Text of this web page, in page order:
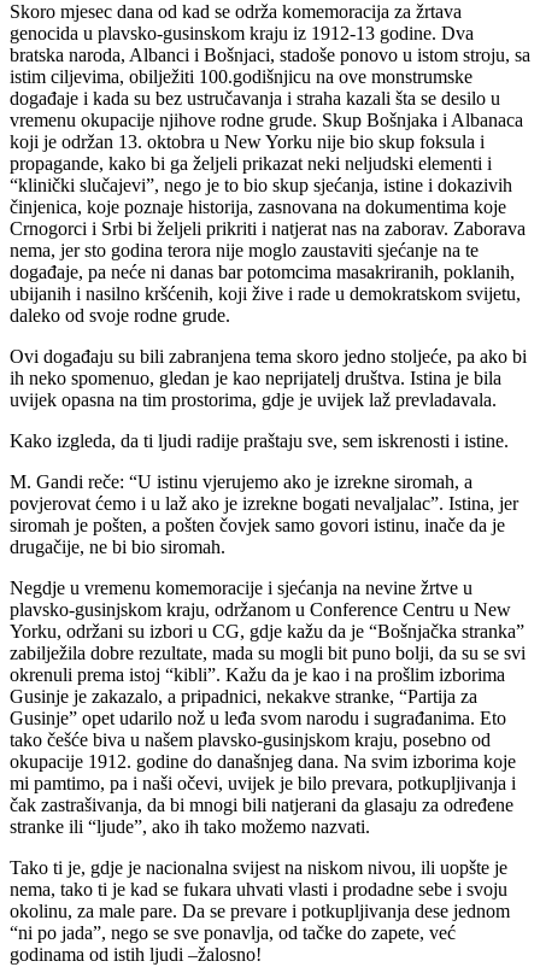
Skoro mjesec dana od kad se održa komemoracija za žrtava
genocida u plavsko-gusinskom kraju iz 1912-13 godine. Dva
bratska naroda, Albanci i Bošnjaci, stadoše ponovo u istom stroju, sa
istim ciljevima, obilježiti 100.godišnjicu na ove monstrumske
događaje i kada su bez ustručavanja i straha kazali šta se desilo u
vremenu okupacije njihove rodne grude. Skup Bošnjaka i Albanaca
koji je održan 13. oktobra u New Yorku nije bio skup foksula i
propagande, kako bi ga željeli prikazat neki neljudski elementi i
“klinički slučajevi”, nego je to bio skup sjećanja, istine i dokazivih
činjenica, koje poznaje historija, zasnovana na dokumentima koje
Crnogorci i Srbi bi željeli prikriti i natjerat nas na zaborav. Zaborava
nema, jer sto godina terora nije moglo zaustaviti sjećanje na te
događaje, pa neće ni danas bar potomcima masakriranih, poklanih,
ubijanih i nasilno kršćenih, koji žive i rade u demokratskom svijetu,
daleko od svoje rodne grude.
Ovi događaju su bili zabranjena tema skoro jedno stoljeće, pa ako bi
ih neko spomenuo, gledan je kao neprijatelj društva. Istina je bila
uvijek opasna na tim prostorima, gdje je uvijek laž prevladavala.
Kako izgleda, da ti ljudi radije praštaju sve, sem iskrenosti i istine.
M. Gandi reče: “U istinu vjerujemo ako je izrekne siromah, a
povjerovat ćemo i u laž ako je izrekne bogati nevaljalac”. Istina, jer
siromah je pošten, a pošten čovjek samo govori istinu, inače da je
drugačije, ne bi bio siromah.
Negdje u vremenu komemoracije i sjećanja na nevine žrtve u
plavsko-gusinjskom kraju, održanom u Conference Centru u New
Yorku, održani su izbori u CG, gdje kažu da je “Bošnjačka stranka”
zabilježila dobre rezultate, mada su mogli bit puno bolji, da su se svi
okrenuli prema istoj “kibli”. Kažu da je kao i na prošlim izborima
Gusinje je zakazalo, a pripadnici, nekakve stranke, “Partija za
Gusinje” opet udarilo nož u leđa svom narodu i sugrađanima. Eto
tako češće biva u našem plavsko-gusinjskom kraju, posebno od
okupacije 1912. godine do današnjeg dana. Na svim izborima koje
mi pamtimo, pa i naši očevi, uvijek je bilo prevara, potkupljivanja i
čak zastrašivanja, da bi mnogi bili natjerani da glasaju za određene
stranke ili “ljude”, ako ih tako možemo nazvati.
Tako ti je, gdje je nacionalna svijest na niskom nivou, ili uopšte je
nema, tako ti je kad se fukara uhvati vlasti i prodadne sebe i svoju
okolinu, za male pare. Da se prevare i potkupljivanja dese jednom
“ni po jada”, nego se sve ponavlja, od tačke do zapete, već
godinama od istih ljudi –žalosno!